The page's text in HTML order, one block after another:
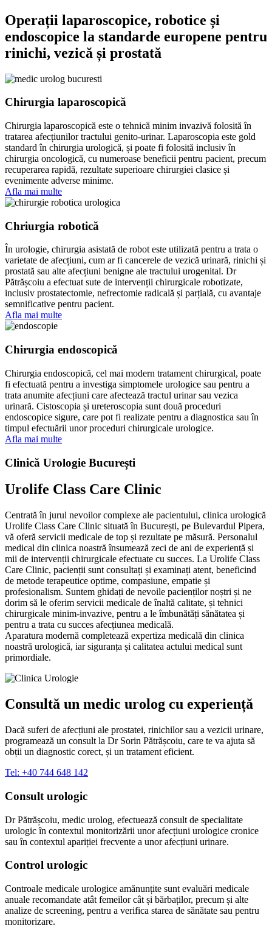
Operații laparoscopice, robotice și
endoscopice la standarde europene pentru
rinichi, vezică și prostată
Chirurgia laparoscopică
Chirurgia laparoscopică este o tehnică minim invazivă folosită în
tratarea afecțiunilor tractului genito-urinar. Laparoscopia este gold
standard în chirurgia urologică, și poate fi folosită inclusiv în
chirurgia oncologică, cu numeroase beneficii pentru pacient, precum
recuperarea rapidă, rezultate superioare chirurgiei clasice și
evenimente adverse minime.
Afla mai multe
Chriurgia robotică
În urologie, chirurgia asistată de robot este utilizată pentru a trata o
varietate de afecțiuni, cum ar fi cancerele de vezică urinară, rinichi și
prostată sau alte afecțiuni benigne ale tractului urogenital. Dr
Pătrășcoiu a efectuat sute de intervenții chirurgicale robotizate,
inclusiv prostatectomie, nefrectomie radicală și parțială, cu avantaje
semnificative pentru pacient.
Afla mai multe
Chirurgia endoscopică
Chirurgia endoscopică, cel mai modern tratament chirurgical, poate
fi efectuată pentru a investiga simptomele urologice sau pentru a
trata anumite afecțiuni care afectează tractul urinar sau vezica
urinară. Cistoscopia și ureteroscopia sunt două proceduri
endoscopice sigure, care pot fi realizate pentru a diagnostica sau în
timpul efectuării unor proceduri chirurgicale urologice.
Afla mai multe
Clinică Urologie București
Urolife Class Care Clinic
Centrată în jurul nevoilor complexe ale pacientului, clinica urologică
Urolife Class Care Clinic situată în București, pe Bulevardul Pipera,
vă oferă servicii medicale de top și rezultate pe măsură. Personalul
medical din clinica noastră însumează zeci de ani de experiență și
mii de intervenții chirurgicale efectuate cu succes. La Urolife Class
Care Clinic, pacienții sunt consultați și examinați atent, beneficind
de metode terapeutice optime, compasiune, empatie și
profesionalism. Suntem ghidați de nevoile pacienților noștri și ne
dorim să le oferim servicii medicale de înaltă calitate, și tehnici
chirurgicale minim-invazive, pentru a le îmbunătăți sănătatea și
pentru a trata cu succes afecțiunea medicală.
Aparatura modernă completează expertiza medicală din clinica
noastră urologică, iar siguranța și calitatea actului medical sunt
primordiale.
Consultă un medic urolog cu experiență
Dacă suferi de afecțiuni ale prostatei, rinichilorsau a vezicii urinare,
programează un consult la Dr Sorin Pătrășcoiu, care te va ajuta să
obții un diagnostic corect, și un tratament eficient.
Tel: +40 744 648 142
Consult urologic
Dr Pătrășcoiu, medic urolog, efectuează consult de specialitate
urologic în contextul monitorizării unor afecțiuni urologice cronice
sau în contextul apariției frecvente a unor afecțiuni urinare.
Control urologic
Controale medicale urologice amănunțite sunt evaluări medicale
anuale recomandate atât femeilor cât și bărbaților, precum și alte
analize de screening, pentru a verifica starea de sănătate sau pentru
monitorizare.